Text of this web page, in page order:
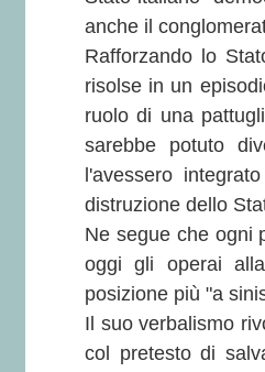
anche il
Rafforzando lo
risolse in un
ruolo di una
sarebbe potuto
l'avessero
distruzione dello
Ne segue che ogni
oggi gli operai
posizione più "a
Il suo verbalismo
col pretesto di